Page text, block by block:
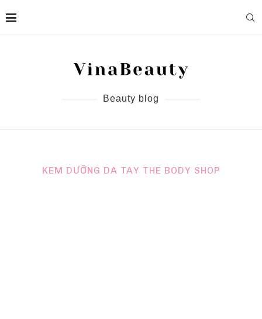
Beauty blog
KEM DƯỠNG DA TAY THE BODY SHOP